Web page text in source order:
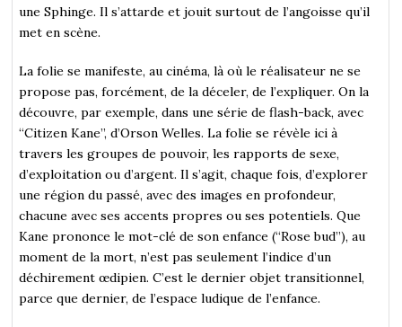
une Sphinge. Il s’attarde et jouit surtout de l’angoisse qu’il
met en scène.
La folie se manifeste, au cinéma, là où le réalisateur ne se
propose pas, forcément, de la déceler, de l’expliquer. On la
découvre, par exemple, dans une série de flash-back, avec
“Citizen Kane”, d’Orson Welles. La folie se révèle ici à
travers les groupes de pouvoir, les rapports de sexe,
d’exploitation ou d’argent. Il s’agit, chaque fois, d’explorer
une région du passé, avec des images en profondeur,
chacune avec ses accents propres ou ses potentiels. Que
Kane prononce le mot-clé de son enfance (“Rose bud”), au
moment de la mort, n’est pas seulement l’indice d’un
déchirement œdipien. C’est le dernier objet transitionnel,
parce que dernier, de l’espace ludique de l’enfance.